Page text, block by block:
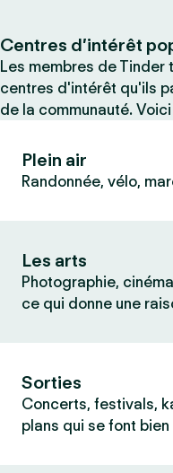
Centres d’intérêt
Les membres de
centres d'intérêt qu'ils
de la communauté.
Plein air
Randonnée, vélo,
Les arts
Photographie,
ce qui donne une
Sorties
Concerts, festivals,
plans qui se font